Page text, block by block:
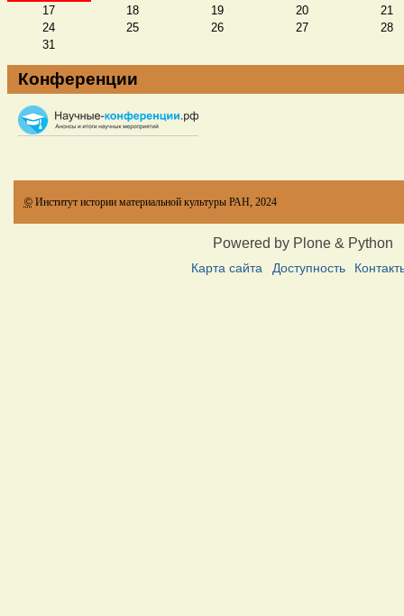
17
18 19 20
21
24
25 26 27
28
31
Конференции
© Институт истории материальной культуры РАН, 2024
Powered by Plone & Python
Карта сайта Доступность